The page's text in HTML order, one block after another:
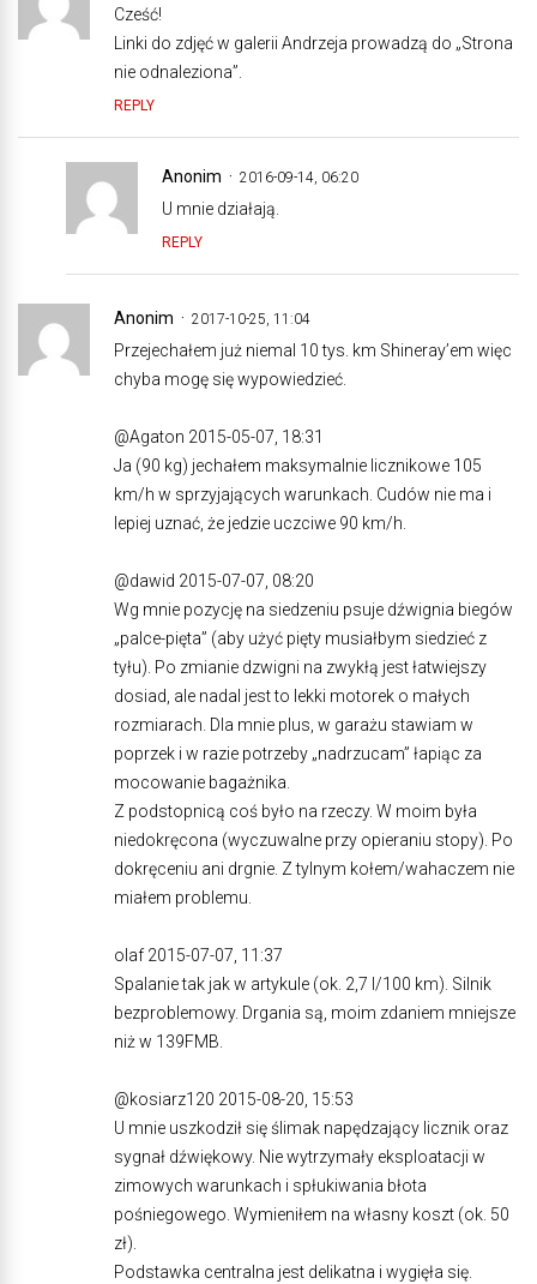
Cześć!
Linki do zdjęć w galerii Andrzeja prowadzą do „Strona
nie odnaleziona”.
REPLY
Anonim 2016-09-14, 06:20
U mnie działają.
REPLY
Anonim 2017-10-25, 11:04
Przejechałem już niemal 10 tys. km Shineray’em więc
chyba mogę się wypowiedzieć.
@Agaton 2015-05-07, 18:31
Ja (90 kg) jechałem maksymalnie licznikowe 105
km/h w sprzyjających warunkach. Cudów nie ma i
lepiej uznać, że jedzie uczciwe 90 km/h.
@dawid 2015-07-07, 08:20
Wg mnie pozycję na siedzeniu psuje dźwignia biegów
„palce-pięta” (aby użyć pięty musiałbym siedzieć z
tyłu). Po zmianie dzwigni na zwykłą jest łatwiejszy
dosiad, ale nadal jest to lekki motorek o małych
rozmiarach. Dla mnie plus, w garażu stawiam w
poprzek i w razie potrzeby „nadrzucam” łapiąc za
mocowanie bagażnika.
Z podstopnicą coś było na rzeczy. W moim była
niedokręcona (wyczuwalne przy opieraniu stopy). Po
dokręceniu ani drgnie. Z tylnym kołem/wahaczem nie
miałem problemu.
olaf 2015-07-07, 11:37
Spalanie tak jak w artykule (ok. 2,7 l/100 km). Silnik
bezproblemowy. Drgania są, moim zdaniem mniejsze
niż w 139FMB.
@kosiarz120 2015-08-20, 15:53
U mnie uszkodził się ślimak napędzający licznik oraz
sygnał dźwiękowy. Nie wytrzymały eksploatacji w
zimowych warunkach i spłukiwania błota
pośniegowego. Wymieniłem na własny koszt (ok. 50
zł).
Podstawka centralna jest delikatna i wygięła się.